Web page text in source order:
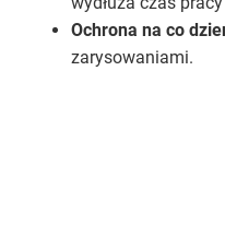
Ochrona na co
zarysowaniami.